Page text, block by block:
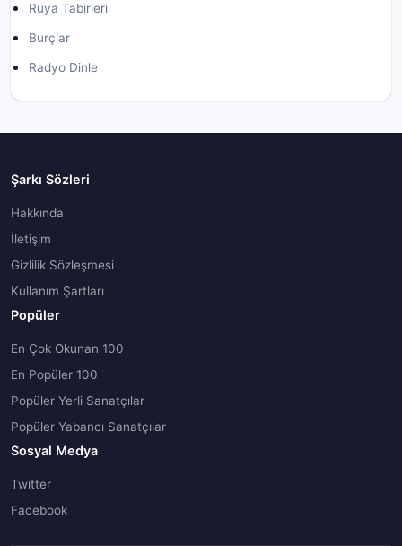
Rüya Tabirleri
Burçlar
Radyo Dinle
Şarkı Sözleri
Hakkında
İletişim
Gizlilik Sözleşmesi
Kullanım Şartları
Popüler
En Çok Okunan 100
En Popüler 100
Popüler Yerli Sanatçılar
Popüler Yabancı Sanatçılar
Sosyal Medya
Twitter
Facebook